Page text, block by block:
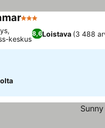
3 Tähtiluokitus
8,6Loistava (3 488
keskus